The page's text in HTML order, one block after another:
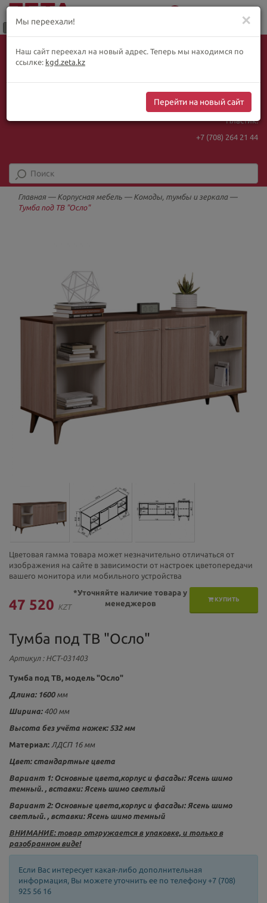
Меню
ҚАЗ
РУС
ENG
+ видеотрансляции:
Интернет-магазин:
+7 (708) 925 56
Пластик:
+7 (708) 264 21 44
Главная — Корпусная мебель — Комоды, тумбы и зеркала—
Тумба под ТВ "Осло"
Цветовая гамма товара может незначительно отличаться от
изображения на сайте в зависимости от настроек цветопередачи
вашего монитора или мобильного устройства
47 520 KZT
КУПИТЬ
*Уточняйте наличие товара у
менеджеров
Тумба под ТВ "Осло"
Артикул: НСТ-031403
Тумба под ТВ, модель "Осло"
Длина: 1600 мм
Ширина:400 мм
Высота без учёта ножек: 532 мм
Материал: ЛДСП 16 мм
Цвет: стандартные цвета
Вариант 1: Основные цвета,корпус и фасады: Ясень шимо
темный. , вставки: Ясень шимо светлый
Вариант 2: Основные цвета,корпус и фасады: Ясень шимо
светлый. , вставки: Ясень шимо темный
ВНИМАНИЕ: товар отгружается в упаковке, и только в
разобранном виде!
Если Вас интересует какая-либо дополнительная
информация, Вы можете уточнить ее по телефону +7 (708)
925 56 16
✕
Мы переехали!
Наш сайт переехал на новый адрес. Теперь мы находимся по
ссылке: kgd.zeta.kz
Перейти на новый сайт